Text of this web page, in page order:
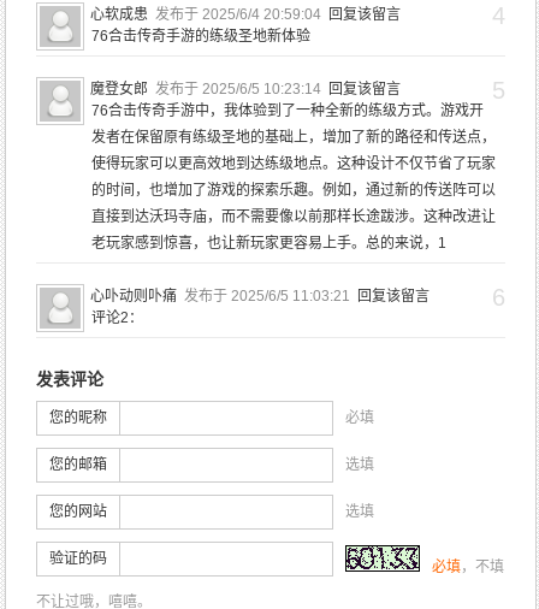
4
心软成患 发布于 2025/6/4 20:59:04 回复该留言
76合击传奇手游的练级圣地新体验
5
魔登女郎 发布于 2025/6/5 10:23:14 回复该留言
76合击传奇手游中，我体验到了一种全新的练级方式。游戏开
发者在保留原有练级圣地的基础上，增加了新的路径和传送点，
使得玩家可以更高效地到达练级地点。这种设计不仅节省了玩家
的时间，也增加了游戏的探索乐趣。例如，通过新的传送阵可以
直接到达沃玛寺庙，而不需要像以前那样长途跋涉。这种改进让
老玩家感到惊喜，也让新玩家更容易上手。总的来说，1
6
心卟动则卟痛 发布于 2025/6/5 11:03:21
回复该留言
评论2：
发表评论
您的昵称 必填
您的邮箱 选填
您的网站 选填
验证的码 必填，不填
不让过哦，嘻嘻。